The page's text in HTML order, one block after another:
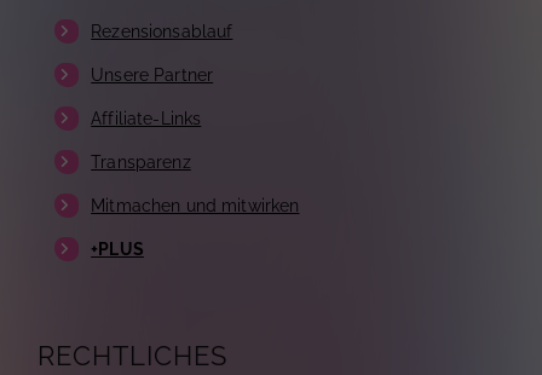
Rezensionsablauf
Unsere Partner
Affiliate-Links
Transparenz
Mitmachen und mitwirken
+PLUS
RECHTLICHES